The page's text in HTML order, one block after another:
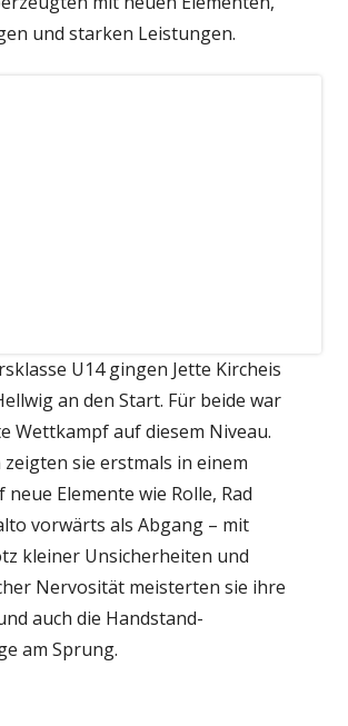
und starken Leistungen.
U14 gingen Jette Kircheis
an den Start. Für beide war
Wettkampf auf diesem Niveau.
zeigten sie erstmals in einem
Elemente wie Rolle, Rad
vorwärts als Abgang – mit
kleiner Unsicherheiten und
Nervosität meisterten sie ihre
auch die Handstand-
am Sprung.